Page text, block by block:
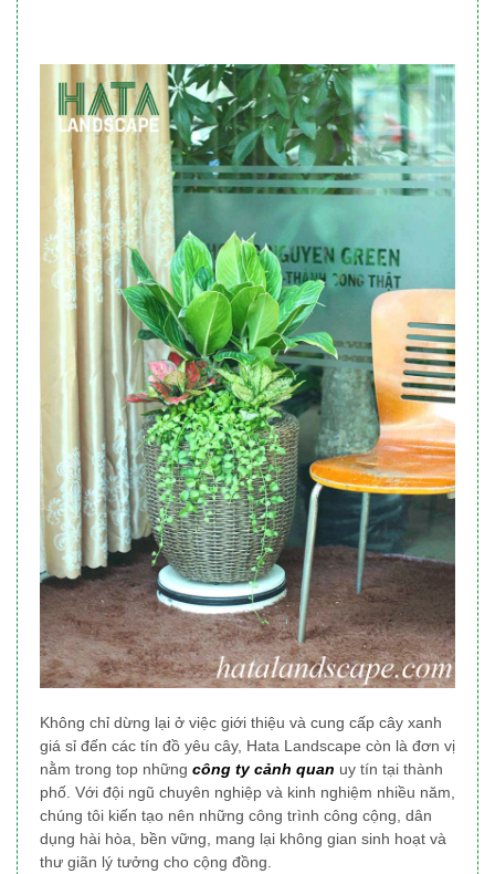
Không chỉ dừng lại ở việc giới thiệu và cung cấp cây xanh
giá sỉ đến các tín đồ yêu cây, Hata Landscape còn là đơn vị
nằm trong top những công ty cảnh quan uy tín tại thành
phố . Với đội ngũ chuyên nghiệp và kinh nghiệm nhiều năm,
chúng tôi kiến tạo nên những công trình công cộng, dân
dụng hài hòa, bền vững, mang lại không gian sinh hoạt và
thư giãn lý tưởng cho cộng đồng.